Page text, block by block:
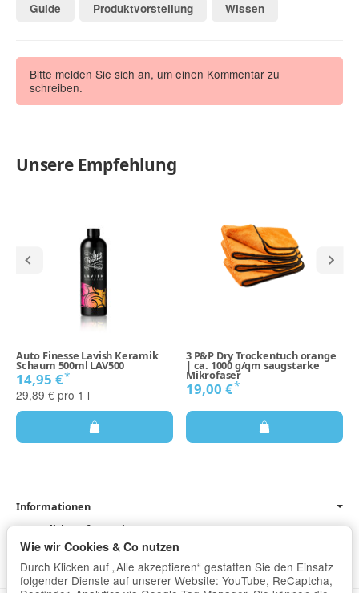
Guide Produktvorstellung Wissen
Bitte melden Sie sich an, um einen Kommentar zu
schreiben.
Unsere Empfehlung
Auto Finesse Lavish Keramik
Schaum 500ml LAV500
14,95 €*
29,89 € pro 1 l
3 P&P Dry Trockentuch orange
| ca. 1000 g/qm saugstarke
Mikrofaser
19,00 €*
Informationen
Gesetzliche Informationen
Newsletter
Wie wir Cookies & Co nutzen
Durch Klicken auf „Alle akzeptieren“ gestatten Sie den Einsatz
folgender Dienste auf unserer Website: YouTube, ReCaptcha,